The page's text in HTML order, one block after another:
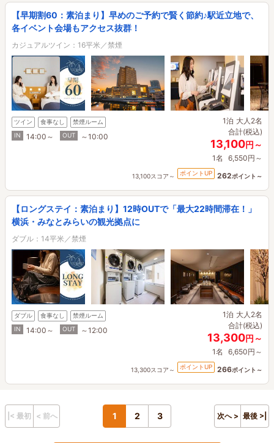
【早期割60：素泊まり】早めのご予約で賢く節約♪駅近立地で、
各イベント会場もアクセス抜群！
カジュアルツイン：16平米／禁煙
ツイン 食事なし
禁煙ルーム
IN
14:00～ OUT ～10:00
1泊 大人2名
合計(税込)
13,100円～
1名 6,550円～
13,100スコア～ ポイントUP 262ポイント～
【ロングステイ：素泊まり】12時OUTで「最大22時間滞在！」
横浜・みなとみらいの観光拠点に
ダブル：14平米／禁煙
ダブル 食事なし
禁煙ルーム
IN
14:00～ OUT ～12:00
1泊 大人2名
合計(税込)
13,300円～
1名 6,650円～
13,300スコア～ ポイントUP 266ポイント～
|< 最初 < 前へ 1 2 3 次へ > 最後 >|